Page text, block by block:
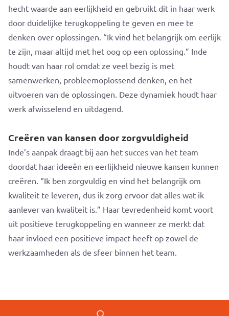
hecht waarde aan eerlijkheid en gebruikt dit in haar werk
door duidelijke terugkoppeling te geven en mee te
denken over oplossingen. “Ik vind het belangrijk om eerlijk
te zijn, maar altijd met het oog op een oplossing.” Inde
houdt van haar rol omdat ze veel bezig is met
samenwerken, probleemoplossend denken, en het
uitvoeren van de oplossingen. Deze dynamiek houdt haar
werk afwisselend en uitdagend.
Creëren van kansen door zorgvuldigheid
Inde’s aanpak draagt bij aan het succes van het team
doordat haar ideeën en eerlijkheid nieuwe kansen kunnen
creëren. “Ik ben zorgvuldig en vind het belangrijk om
kwaliteit te leveren, dus ik zorg ervoor dat alles wat ik
aanlever van kwaliteit is.” Haar tevredenheid komt voort
uit positieve terugkoppeling en wanneer ze merkt dat
haar invloed een positieve impact heeft op zowel de
werkzaamheden als de sfeer binnen het team.